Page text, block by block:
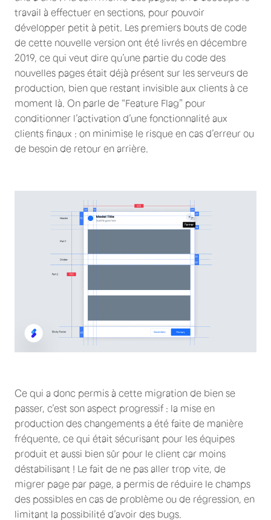
travail à effectuer en sections, pour pouvoir
développer petit à petit. Les premiers bouts de code
de cette nouvelle version ont été livrés en décembre
2019, ce qui veut dire qu’une partie du code des
nouvelles pages était déjà présent sur les serveurs de
production, bien que restant invisible aux clients à ce
moment là. On parle de “Feature Flag” pour
conditionner l’activation d’une fonctionnalité aux
clients finaux : on minimise le risque en cas d’erreur ou
de besoin de retour en arrière.
Ce qui a donc permis à cette migration de bien se
passer, c’est son aspect progressif : la mise en
production des changements a été faite de manière
fréquente, ce qui était sécurisant pour les équipes
produit et aussi bien sûr pour le client car moins
déstabilisant ! Le fait de ne pas aller trop vite, de
migrer page par page, a permis de réduire le champs
des possibles en cas de problème ou de régression, en
limitant la possibilité d’avoir des bugs.